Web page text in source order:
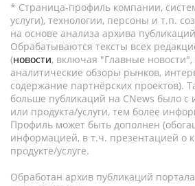
* Страница-профиль компании,
услуги), технологии, персоны и т.п.
на основе анализа архива
Обрабатываются тексты всех
(новости, включая "Главные новости",
аналитические обзоры рынков,
содержание партнёрских проектов).
больше публикаций на CNews было
или продукта/услуги, тем более
Профиль может быть дополнен
информацией, в т.ч. презентацией о
продукте/услуге.
Обработан архив публикаций